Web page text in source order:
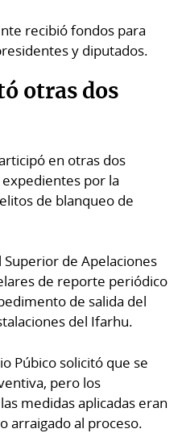
recibió fondos para
y diputados.
otras dos
en otras dos
por la
de blanqueo de
Superior de Apelaciones
de reporte periódico
de salida del
del Ifarhu.
Púbico solicitó que se
pero los
medidas aplicadas eran
arraigado al proceso.